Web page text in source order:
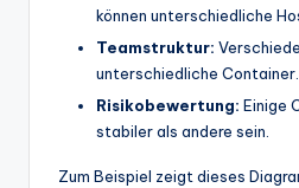
können unterschiedliche
Teamstruktur:
unterschiedliche Container.
Risikobewertung: Einige
stabiler als andere sein.
Zum Beispiel zeigt dieses